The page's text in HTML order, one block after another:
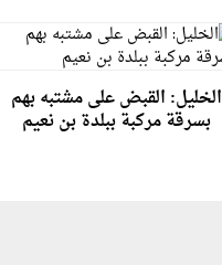
الخليل: القبض على مشتبه بهم
بسرقة مركبة ببلدة بن نعيم